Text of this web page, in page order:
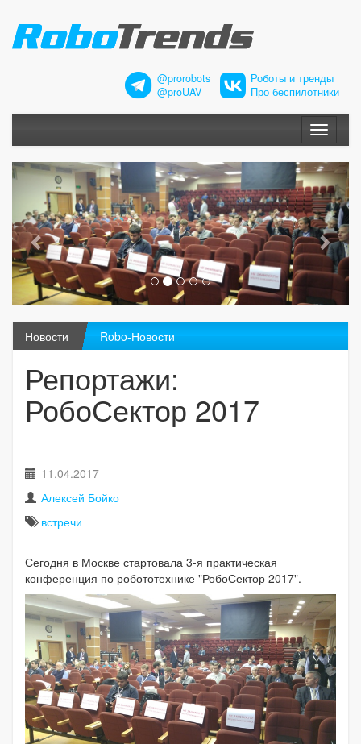
@prorobots
@proUAV
Роботы и тренды
Про беспилотники
Меню
Новости Robo-Новости
Репортажи:
РобоСектор 2017
11.04.2017
Алексей Бойко
встречи
Сегодня в Москве стартовала 3-я практическая
конференция по робототехнике "РобоСектор 2017".